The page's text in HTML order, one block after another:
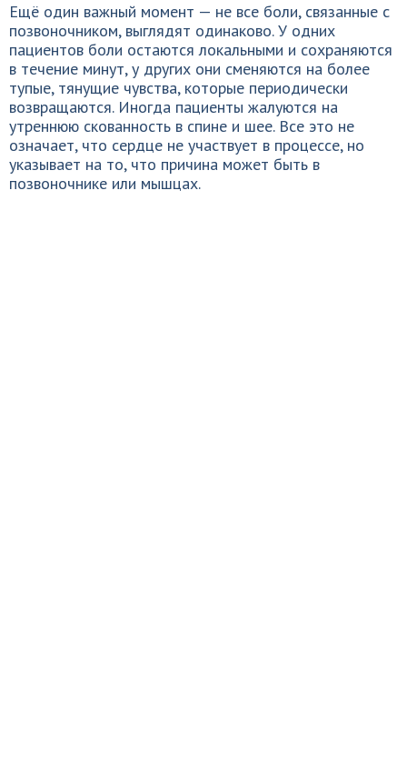
Ещё один важный момент — не все боли, связанные с
позвоночником, выглядят одинаково. У одних
пациентов боли остаются локальными и сохраняются
в течение минут, у других они сменяются на более
тупые, тянущие чувства, которые периодически
возвращаются. Иногда пациенты жалуются на
утреннюю скованность в спине и шее. Все это не
означает, что сердце не участвует в процессе, но
указывает на то, что причина может быть в
позвоночнике или мышцах.